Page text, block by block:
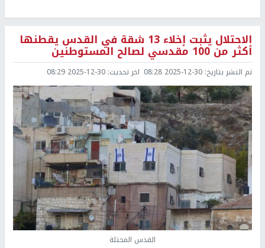
الاحتلال يثبت إخلاء 13 شقة في القدس يقطنها
أكثر من 100 مقدسي لصالح المستوطنين
تم النشر بتاريخ: 2025-12-30 08:28 اخر تحديث: 2025-12-30 08:29
القدس المحتلة